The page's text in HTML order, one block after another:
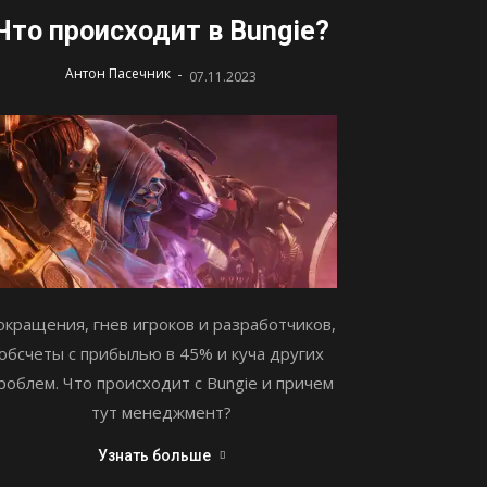
происходит в Bungie?
Антон Пасечник - 07.11.2023
гнев игроков и разработчиков,
с прибылью в 45% и куча других
Что происходит с Bungie и причем
тут менеджмент?
Узнать больше